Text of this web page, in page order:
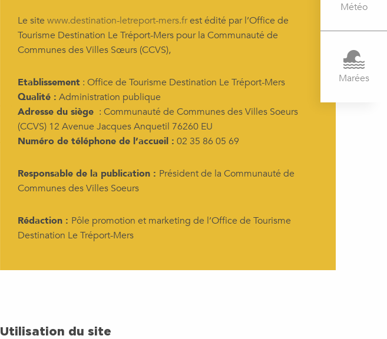
Météo
Marées
Le site www.destination-letreport-mers.frest édité par l’Office de
Tourisme Destination Le Tréport-Mers pour la Communauté de
Communes des Villes Sœurs (CCVS),
Etablissement : Office de Tourisme Destination Le Tréport-Mers
Qualité : Administration publique
Adresse du siège : Communauté de Communes des Villes Soeurs
(CCVS) 12 Avenue Jacques Anquetil 76260 EU
Numéro de téléphone de l’accueil : 02 35 86 05 69
Responsable de la publication : Président de la Communauté de
Communes des Villes Soeurs
Rédaction : Pôle promotion et marketing de l’Office de Tourisme
Destination Le Tréport-Mers
Utilisation du site